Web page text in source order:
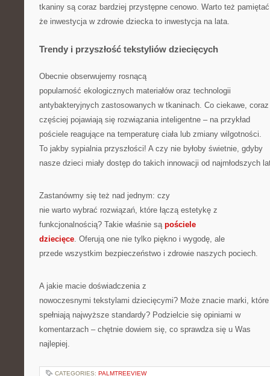
tkaniny są coraz bardziej przystępne cenowo. Warto też
że inwestycja w zdrowie dziecka to inwestycja na lata.
Trendy i przyszłość tekstyliów dziecięcych
Obecnie obserwujemy rosnącą
popularność ekologicznych materiałów oraz technologii
antybakteryjnych zastosowanych w tkaninach. Co ciekawe, coraz
częściej pojawiają się rozwiązania inteligentne – na przykład
pościele reagujące na temperaturę ciała lub zmiany wilgotności.
To jakby sypialnia przyszłości! A czy nie byłoby świetnie, gdyby
nasze dzieci miały dostęp do takich innowacji od najmłodszych
Zastanówmy się też nad jednym: czy
nie warto wybrać rozwiązań, które łączą estetykę z
funkcjonalnością? Takie właśnie są pościele
dziecięce. Oferują one nie tylko piękno i wygodę, ale
przede wszystkim bezpieczeństwo i zdrowie naszych pociech.
A jakie macie doświadczenia z
nowoczesnymi tekstylami dziecięcymi? Może znacie marki, które
spełniają najwyższe standardy? Podzielcie się opiniami w
komentarzach – chętnie dowiem się, co sprawdza się u Was
najlepiej.
CATEGORIES: PALMTREEVIEW